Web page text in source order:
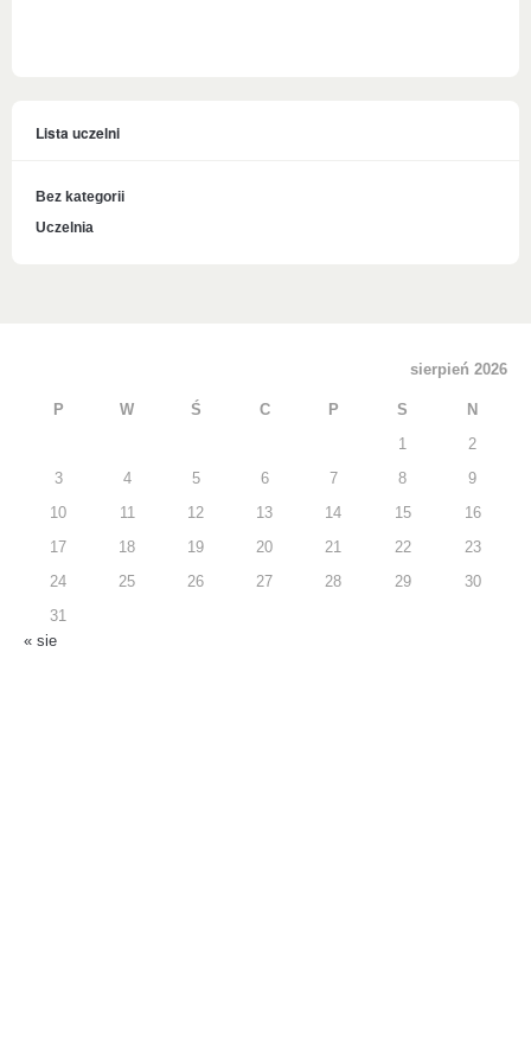
Lista uczelni
Bez kategorii
Uczelnia
sierpień 2026
P W Ś C P S N
1 2
3 4 5 6 7 8 9
10 11 12 13 14 15 16
17 18 19 20 21 22 23
24 25 26 27 28 29 30
31
« sie